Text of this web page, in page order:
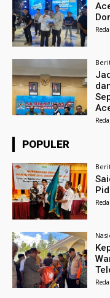
POPULER